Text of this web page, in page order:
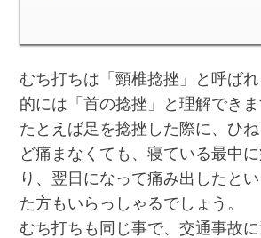
むち打ちは「頸椎捻挫」と呼ば
的には「首の捻挫」と理解できま
たとえば足を捻挫した際に、ひ
ど痛まなくても、寝ている最中
り、翌日になって痛み出したと
た方もいらっしゃるでしょう。
むち打ちも同じ事で、交通事故